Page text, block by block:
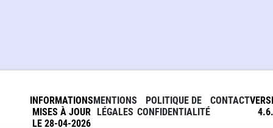
INFORMATIONS
MISES À JOUR
LE 28-04-2026
MENTIONS
LÉGALES
POLITIQUE DE
CONFIDENTIALITÉ
CONTACT